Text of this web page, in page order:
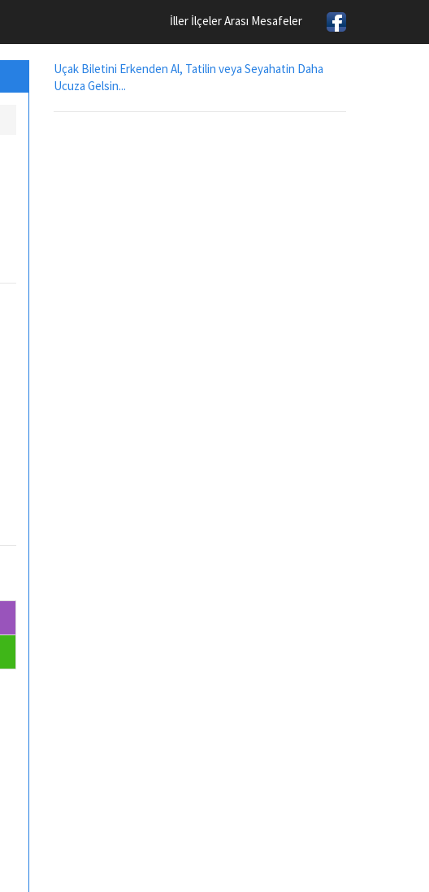
İller İlçeler Arası Mesafeler
Uçak Biletini Erkenden Al, Tatilin veya Seyahatin Daha
Ucuza Gelsin...